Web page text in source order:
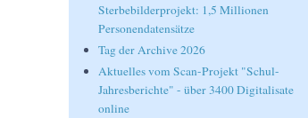
Sterbebilderprojekt: 1,5 Millionen
Personendatensätze
Tag der Archive 2026
Aktuelles vom Scan-Projekt "Schul-
Jahresberichte" - über 3400 Digitalisate
online